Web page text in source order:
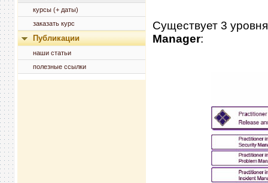
курсы (+ даты)
заказать курс
Публикации
наши статьи
полезные ссылки
Существует 3
Manager: